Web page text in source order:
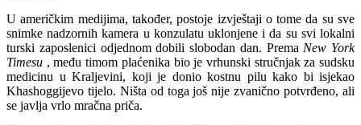
U američkim medijima, također, postoje izvještaji o tome da su sve
snimke nadzornih kamera u konzulatu uklonjene i da su svi lokalni
turski zaposlenici odjednom dobili slobodan dan. Prema New York
Timesu , među timom plaćenika bio je vrhunski stručnjak za sudsku
medicinu u Kraljevini, koji je donio kostnu pilu kako bi isjekao
Khashoggijevo tijelo. Ništa od toga još nije zvanično potvrđeno, ali
se javlja vrlo mračna priča.